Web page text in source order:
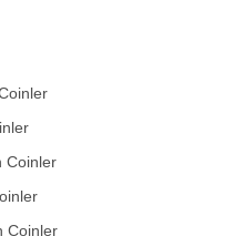
Coinler
Coinler